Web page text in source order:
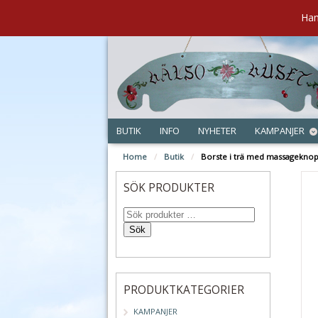
BUTIK INFO NYHETER KAMPANJER
Home / Butik / Borste i trä med
SÖK PRODUKTER
Sök
PRODUKTKATEGORIER
KAMPANJER